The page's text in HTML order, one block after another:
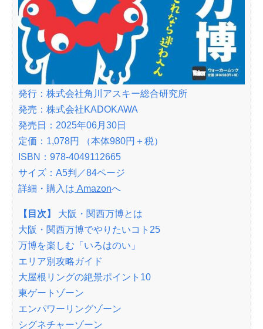
発行：株式会社角川アスキー総合研究所
発売：株式会社KADOKAWA
発売日：2025年06月30日
定価：1,078円 （本体980円＋税）
ISBN：978-4049112665
サイズ：A5判／84ページ
詳細・購入は Amazonへ
【目次】
大阪・関西万博とは
大阪・関西万博でやりたいコト25
万博を楽しむ「いろはのい」
エリア別攻略ガイド
大屋根リングの絶景ポイント10
東ゲートゾーン
エンパワーリングゾーン
シグネチャーゾーン